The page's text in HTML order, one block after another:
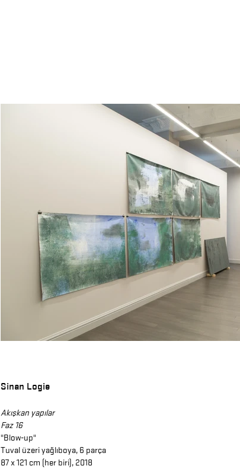
Sinan Logie
Akışkan yapılar
Faz 16
"Blow-up"
Tuval üzeri yağlıboya, 6 parça
87 x121 cm (her biri), 2018